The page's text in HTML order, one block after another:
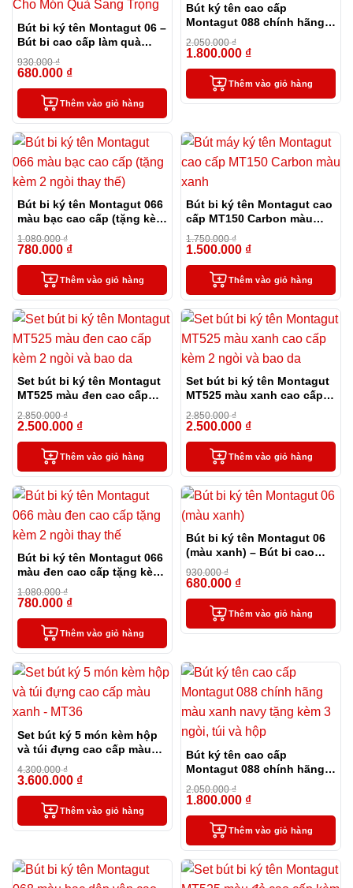
Bút bi ký tên Montagut 06 –
Bút bi cao cấp làm quà
tặng sếp
930.000₫
680.000 ₫
Thêm vào giỏ hàng
Bút ký tên cao cấp
Montagut 088 chính hãng
màu đen tặng kèm 3 ngòi,
túi và hộp
2.050.000₫
1.800.000 ₫
Thêm vào giỏ hàng
Bút bi ký tên Montagut 066
màu bạc cao cấp (tặng kèm
2 ngòi thay thế)
1.080.000₫
780.000 ₫
Thêm vào giỏ hàng
Bút bi ký tên Montagut cao
cấp MT150 Carbon màu
xanh
1.750.000₫
1.500.000 ₫
Thêm vào giỏ hàng
Set bút bi ký tên Montagut
MT525 màu đen cao cấp
kèm 2 ngòi và bao da
2.850.000₫
2.500.000 ₫
Thêm vào giỏ hàng
Set bút bi ký tên Montagut
MT525 màu xanh cao cấp
kèm 2 ngòi và bao da
2.850.000₫
2.500.000 ₫
Thêm vào giỏ hàng
Bút bi ký tên Montagut 066
màu đen cao cấp tặng kèm
2 ngòi thay thế
1.080.000₫
780.000 ₫
Thêm vào giỏ hàng
Bút bi ký tên Montagut 06
(màu xanh) – Bút bi cao
cấp làm quà tặng sếp
930.000₫
680.000 ₫
Thêm vào giỏ hàng
Set bút ký 5 món kèm hộp
và túi đựng cao cấp màu
xanh – MT36
4.300.000₫
3.600.000 ₫
Thêm vào giỏ hàng
Bút ký tên cao cấp
Montagut 088 chính hãng
màu xanh navy tặng kèm 3
ngòi, túi và hộp
2.050.000₫
1.800.000 ₫
Thêm vào giỏ hàng